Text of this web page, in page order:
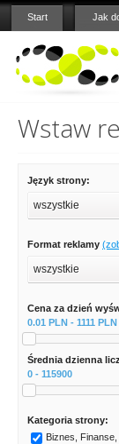
Start Jak
Wstaw
Język strony:
wszystkie
Format reklamy
wszystkie
Cena za dzień
0.01 PLN - 1111 PLN
Średnia dzienna
0 - 115900
Kategoria strony:
Biznes,